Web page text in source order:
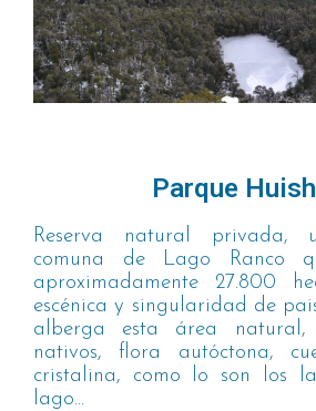
Parque
Reserva natural privada,
comuna de Lago Ranco
aproximadamente 27.800
escénica y singularidad de
alberga esta área natural,
nativos, flora autóctona,
cristalina, como lo son los
lago...